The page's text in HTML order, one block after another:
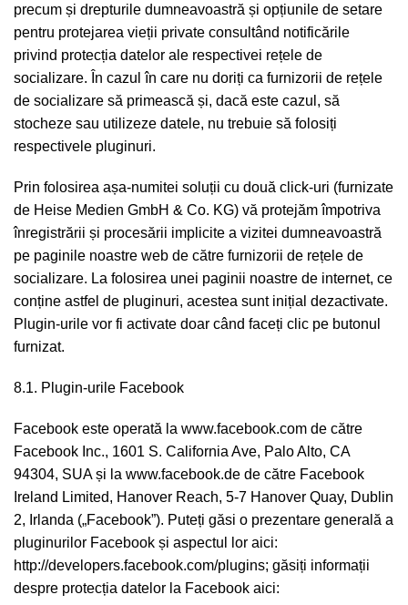
precum și drepturile dumneavoastră și opțiunile de setare
pentru protejarea vieții private consultând notificările
privind protecția datelor ale respectivei rețele de
socializare. În cazul în care nu doriți ca furnizorii de rețele
de socializare să primească și, dacă este cazul, să
stocheze sau utilizeze datele, nu trebuie să folosiți
respectivele pluginuri.
Prin folosirea așa-numitei soluții cu două click-uri (furnizate
de Heise Medien GmbH & Co. KG) vă protejăm împotriva
înregistrării și procesării implicite a vizitei dumneavoastră
pe paginile noastre web de către furnizorii de rețele de
socializare. La folosirea unei paginii noastre de internet, ce
conține astfel de pluginuri, acestea sunt inițial dezactivate.
Plugin-urile vor fi activate doar când faceți clic pe butonul
furnizat.
8.1. Plugin-urile Facebook
Facebook este operată la www.facebook.com de către
Facebook Inc., 1601 S. California Ave, Palo Alto, CA
94304, SUA și la www.facebook.de de către Facebook
Ireland Limited, Hanover Reach, 5-7 Hanover Quay, Dublin
2, Irlanda („Facebook”). Puteți găsi o prezentare generală a
pluginurilor Facebook și aspectul lor aici:
http://developers.facebook.com/plugins; găsiți informații
despre protecția datelor la Facebook aici: